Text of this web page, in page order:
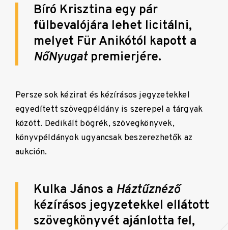
Bíró Krisztina egy pár
fülbevalójára lehet licitálni,
melyet Für Anikótól kapott a
NőNyugat premierjére.
Persze sok kézirat és kézírásos jegyzetekkel
egyedített szövegpéldány is szerepel a tárgyak
között. Dedikált bögrék, szövegkönyvek,
könyvpéldányok ugyancsak beszerezhetők az
aukción.
Kulka János a Háztűznéző
kézírásos jegyzetekkel ellátott
szövegkönyvét ajánlotta fel,